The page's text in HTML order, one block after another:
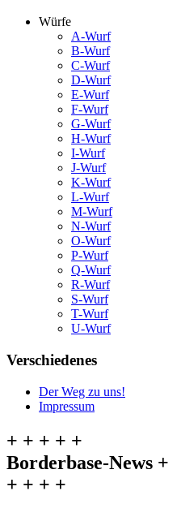
Würfe
A-Wurf
B-Wurf
C-Wurf
D-Wurf
E-Wurf
F-Wurf
G-Wurf
H-Wurf
I-Wurf
J-Wurf
K-Wurf
L-Wurf
M-Wurf
N-Wurf
O-Wurf
P-Wurf
Q-Wurf
R-Wurf
S-Wurf
T-Wurf
U-Wurf
Verschiedenes
Der Weg zu uns!
Impressum
+ + + + +
Borderbase-News +
+ + + +